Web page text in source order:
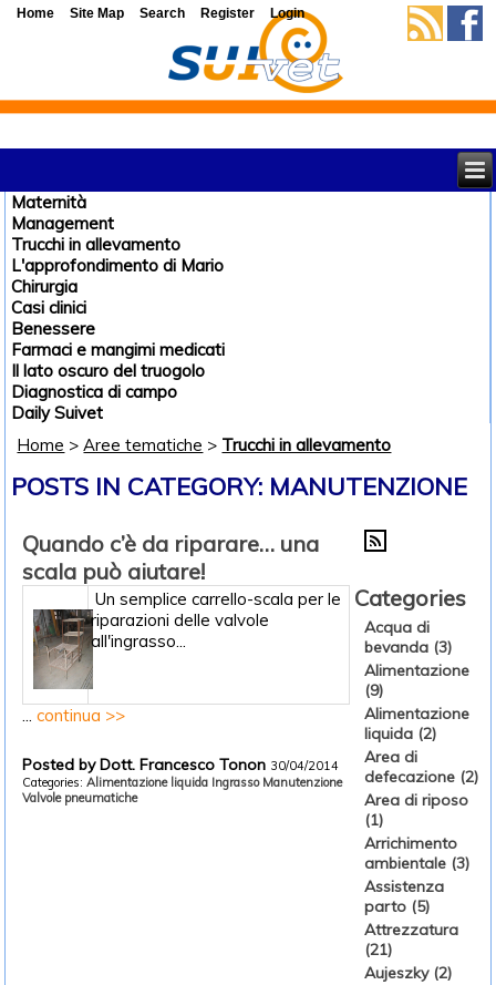
Maternità
Management
Trucchi in allevamento
L'approfondimento di Mario
Chirurgia
Casi clinici
Benessere
Farmaci e mangimi medicati
Il lato oscuro del truogolo
Diagnostica di campo
Daily Suivet
Home >Aree tematiche > Trucchi in allevamento
POSTS IN CATEGORY: MANUTENZIONE
Quando c’è da riparare… una
scala può aiutare!
Un semplice carrello-scala per le
riparazioni delle valvole
all'ingrasso...
...continua >>
Posted by Dott. Francesco Tonon 30/04/2014
Categories:Alimentazione liquida Ingrasso Manutenzione
Valvole pneumatiche
Categories
Acqua di
bevanda (3)
Alimentazione
(9)
Alimentazione
liquida (2)
Area di
defecazione (2)
Area di riposo
(1)
Arrichimento
ambientale (3)
Assistenza
parto (5)
Attrezzatura
(21)
Aujeszky (2)
Home Site Map Search Register Login